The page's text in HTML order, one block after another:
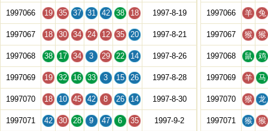
1997066 19 35 37 31 42 38 18 1997-8-19
1997067 18 30 34 24 12 35 20 1997-8-21
1997068 38 17 34 3 29 22 14 1997-8-26
1997069 19 32 16 33 3 15 26 1997-8-28
1997070 18 10 45 42 8 26 14 1997-8-30
1997071 42 30 28 9 47 6 35 1997-9-2
1997066 羊 兔
1997067 猴 猴
1997068 鼠 鸡
1997069 羊 马
1997070 猴 龙
1997071 猴 猴